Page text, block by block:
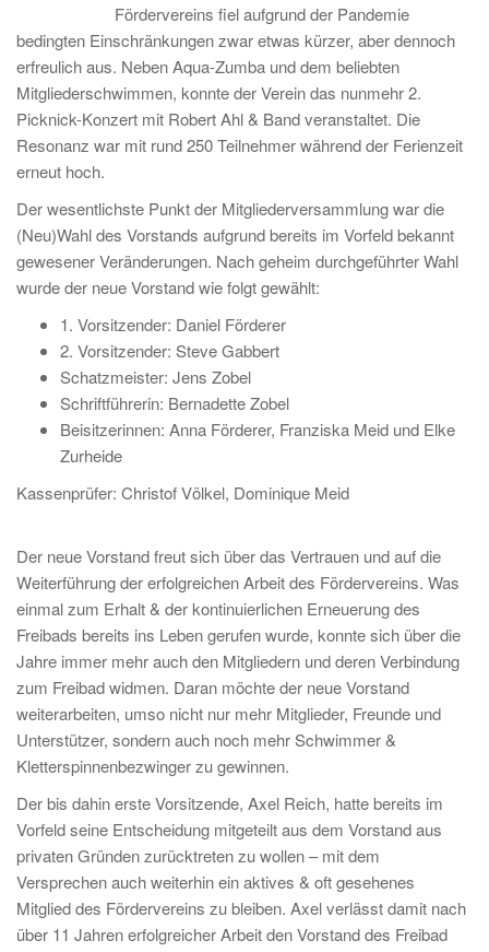
Fördervereins fiel aufgrund der Pandemie
bedingten Einschränkungen zwar etwas kürzer, aber dennoch
erfreulich aus. Neben Aqua-Zumba und dem beliebten
Mitgliederschwimmen, konnte der Verein das nunmehr 2.
Picknick-Konzert mit Robert Ahl & Band veranstaltet. Die
Resonanz war mit rund 250 Teilnehmer während der Ferienzeit
erneut hoch.
Der wesentlichste Punkt der Mitgliederversammlung war die
(Neu)Wahl des Vorstands aufgrund bereits im Vorfeld bekannt
gewesener Veränderungen. Nach geheim durchgeführter Wahl
wurde der neue Vorstand wie folgt gewählt:
1. Vorsitzender: Daniel Förderer
2. Vorsitzender: Steve Gabbert
Schatzmeister: Jens Zobel
Schriftführerin: Bernadette Zobel
Beisitzerinnen: Anna Förderer, Franziska Meid und Elke
Zurheide
Kassenprüfer: Christof Völkel, Dominique Meid
Der neue Vorstand freut sich über das Vertrauen und auf die
Weiterführung der erfolgreichen Arbeit des Fördervereins. Was
einmal zum Erhalt & der kontinuierlichen Erneuerung des
Freibads bereits ins Leben gerufen wurde, konnte sich über die
Jahre immer mehr auch den Mitgliedern und deren Verbindung
zum Freibad widmen. Daran möchte der neue Vorstand
weiterarbeiten, umso nicht nur mehr Mitglieder, Freunde und
Unterstützer, sondern auch noch mehr Schwimmer &
Kletterspinnenbezwinger zu gewinnen.
Der bis dahin erste Vorsitzende, Axel Reich, hatte bereits im
Vorfeld seine Entscheidung mitgeteilt aus dem Vorstand aus
privaten Gründen zurücktreten zu wollen – mit dem
Versprechen auch weiterhin ein aktives & oft gesehenes
Mitglied des Fördervereins zu bleiben. Axel verlässt damit nach
über 11 Jahren erfolgreicher Arbeit den Vorstand des Freibad